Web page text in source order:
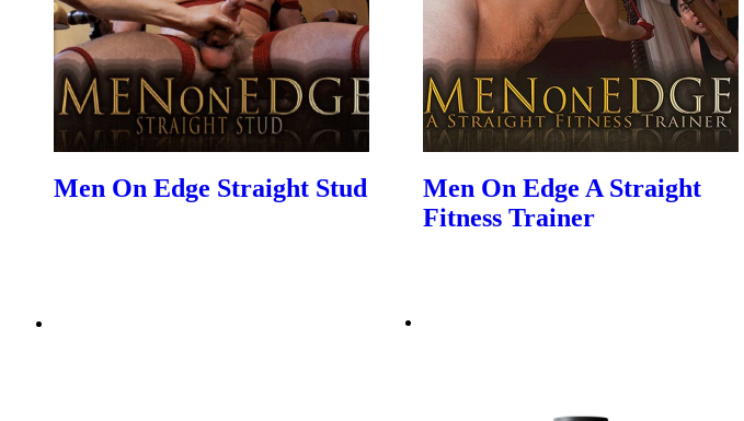
Men On Edge Straight Stud
Men On Edge A Straight
Fitness Trainer